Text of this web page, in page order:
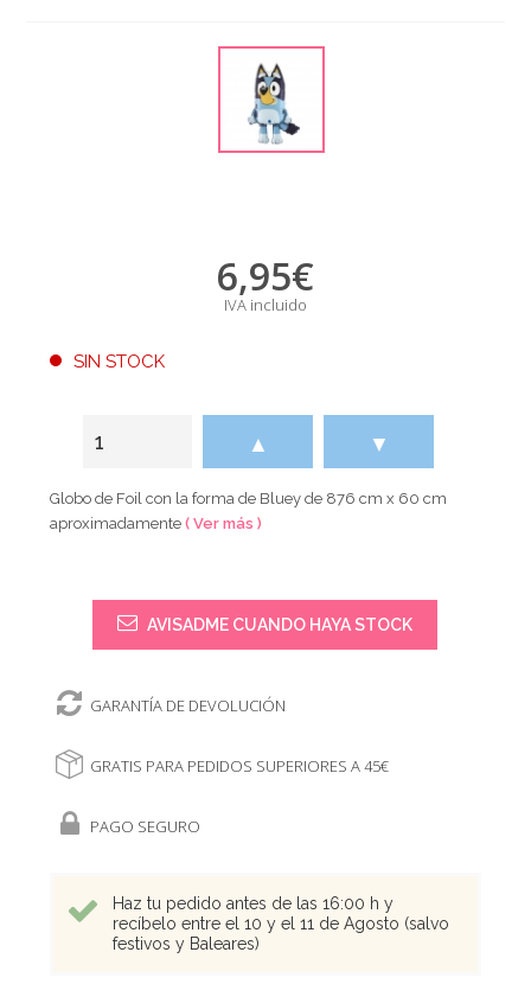
6,95€
IVA incluido
SIN STOCK
▲ ▼
Globo de Foil con la forma de Bluey de 876 cm x 60 cm
aproximadamente( Ver más )
AVISADME CUANDO HAYA STOCK
GARANTÍA DE DEVOLUCIÓN
GRATIS PARA PEDIDOS SUPERIORES A 45€
PAGO SEGURO
Haz tu pedido antes de las 16:00 h y
recíbelo entre el 10 y el 11 de Agosto (salvo
festivos y Baleares)